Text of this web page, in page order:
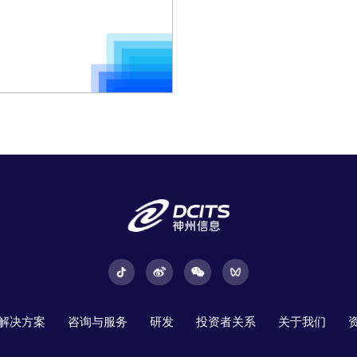
决方案 咨询与服务 研发 投资者关系 关于我们